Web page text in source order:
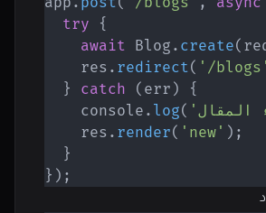
try
{
await Blog . create(
    res
. redirect( '/blogs'
}
catch ( err )
{
    console
. log(
    res
. render( 'new' ) ;
}
} ) ;